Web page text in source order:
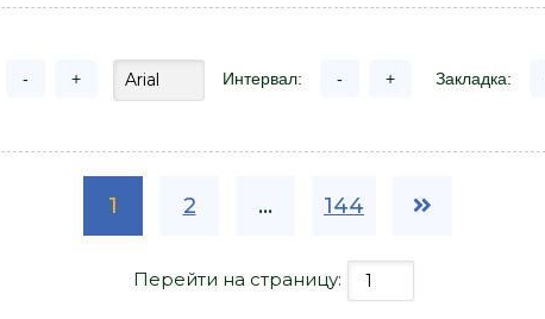
- + Интервал: - + Закладка:
1 2 ... 144
Перейти на страницу: